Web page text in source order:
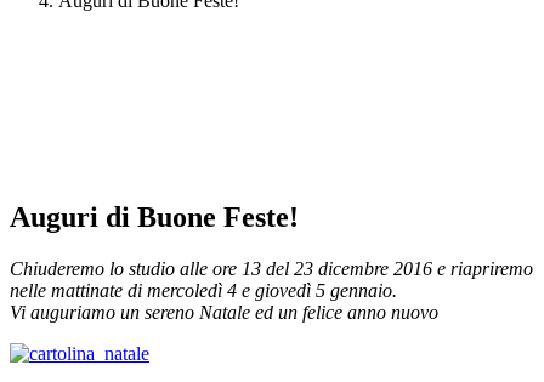
Auguri di Buone Feste!
Chiuderemo lo studio alle ore 13 del 23 dicembre 2016 e riapriremo
nelle mattinate di mercoledì 4 e giovedì 5 gennaio.
Vi auguriamo un sereno Natale ed un felice anno nuovo